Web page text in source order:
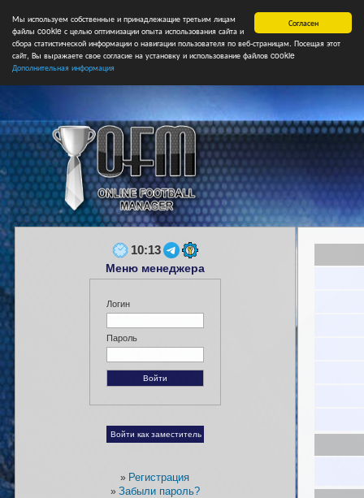
Согласен
Мы используем собственные и принадлежащие третьим лицам
файлы cookie с целью оптимизации опыта использования сайта и
сбора статистической информации о навигации пользователя по веб-страницам. Посещая этот
сайт, Вы выражаете свое согласие на установку и использование файлов cookie
Дополнительная информация
Главная Форум Турниры Сборные НФ Свободные
10:13
Меню менеджера
Логин
Пароль
» Регистрация
» Забыли пароль?